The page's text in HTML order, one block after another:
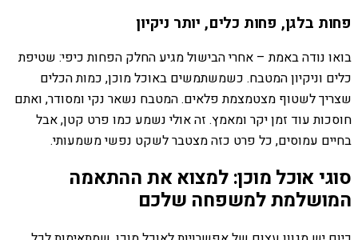
פחות בלגן, פחות כלים, יותר ניקיון
בואו נודה באמת – אחרי הבישול מגיע החלק הפחות כיפי: שטיפת
כלים וניקיון המטבח. כשמשתמשים באוכל מוכן, כמות הכלים
שצריך לשטוף מצטמצמת פלאים. המטבח נשאר נקי ומסודר, ואתם
חוסכות עוד זמן יקר ומאמץ. זה אולי נשמע כמו פרט קטן, אבל
בחיים עמוסים, כל פרט כזה מצטבר לשקט נפשי משמעותי.
סוגי אוכל מוכן: למצוא את ההתאמה
המושלמת למשפחה שלכם